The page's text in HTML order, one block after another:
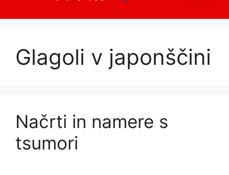
Glagoli v japonščini
Načrti in namere s
tsumori